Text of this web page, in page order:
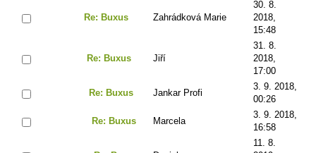
Re: Buxus Zahrádková Marie
30. 8.
2018,
15:48
Re: Buxus Jiří
31. 8.
2018,
17:00
Re: Buxus Jankar Profi
3. 9. 2018,
00:26
Re: Buxus Marcela
3. 9. 2018,
16:58
11. 8.